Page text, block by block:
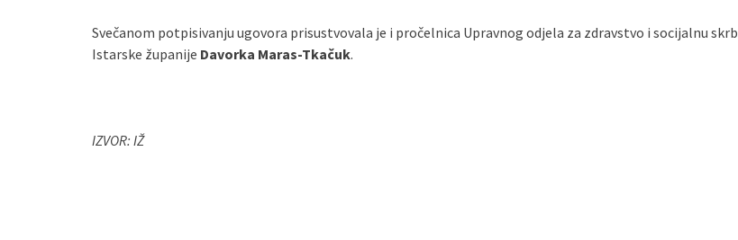
Svečanom potpisivanju ugovora prisustvovala je i pročelnica Upravnog odjela za zdravstvo i socijalnu skrb
Istarske županije Davorka Maras-Tkačuk.
IZVOR: IŽ